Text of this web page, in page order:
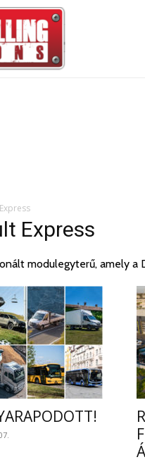
Express
modulegyterű, amely a